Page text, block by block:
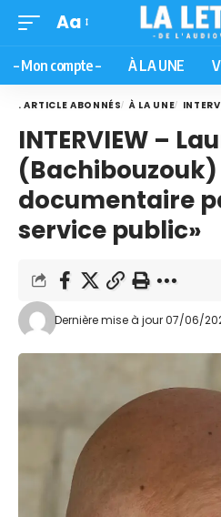
Aa
– Mon compte – À LA UNE
. ARTICLE ABONNÉS À LA UNE
INTERVIEW –
(Bachibouzouk)
documentaire
service public»
Dernière mise à jour 07/06/